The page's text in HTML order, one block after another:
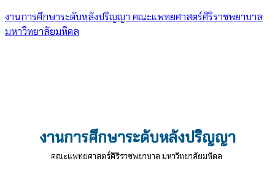
งานการศึกษาระดับหลังปริญญา คณะแพทยศาสตร์ศิริราชพยาบาล
มหาวิทยาลัยมหิดล
งานการศึกษาระดับหลังปริญญา
คณะแพทยศาสตร์ศิริราชพยาบาล มหาวิทยาลัยมหิดล